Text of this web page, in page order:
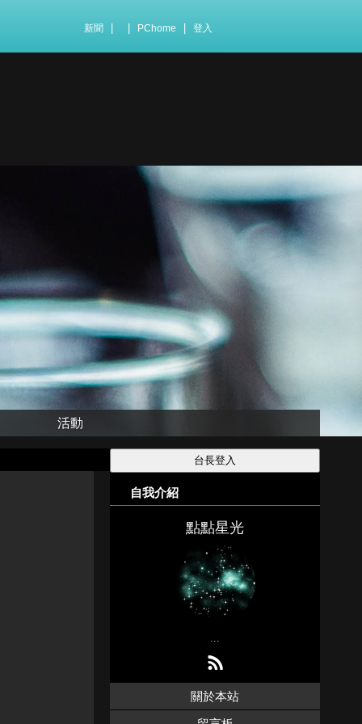
新聞 PChome 登入
活動
自我介紹
點點星光
...
關於本站